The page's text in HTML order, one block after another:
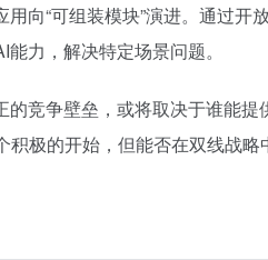
向“可组装模块”演进。通过开
力，解决特定场景问题。
竞争壁垒，或将取决于谁能
极的开始，但能否在双线战略